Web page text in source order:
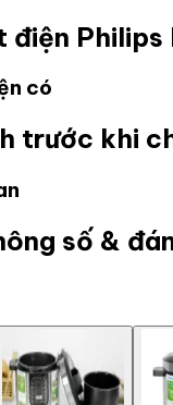
điện
có
trước khi
số &